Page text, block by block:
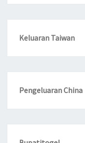
Keluaran Taiwan
Pengeluaran China